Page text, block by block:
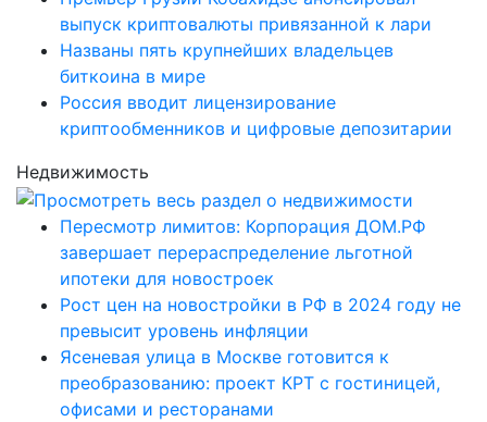
выпуск криптовалюты привязанной к лари
Названы пять крупнейших владельцев
биткоина в мире
Россия вводит лицензирование
криптообменников и цифровые депозитарии
Недвижимость
Пересмотр лимитов: Корпорация ДОМ.РФ
завершает перераспределение льготной
ипотеки для новостроек
Рост цен на новостройки в РФ в 2024 году не
превысит уровень инфляции
Ясеневая улица в Москве готовится к
преобразованию: проект КРТ с гостиницей,
офисами и ресторанами